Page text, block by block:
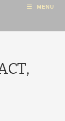
MENU